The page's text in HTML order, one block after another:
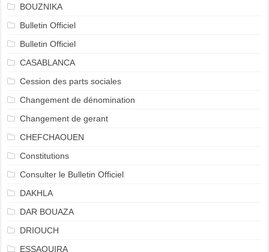
BOUZNIKA
Bulletin Officiel
Bulletin Officiel
CASABLANCA
Cession des parts sociales
Changement de dénomination
Changement de gerant
CHEFCHAOUEN
Constitutions
Consulter le Bulletin Officiel
DAKHLA
DAR BOUAZA
DRIOUCH
ESSAOUIRA